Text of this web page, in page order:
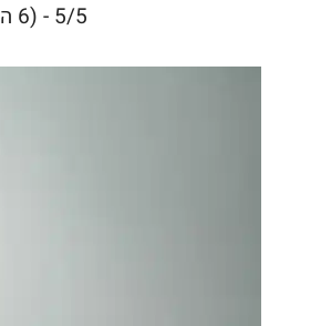
5/5 - (6 הצבעות)